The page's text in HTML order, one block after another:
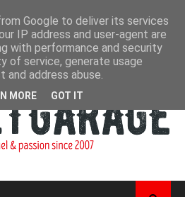
Google to deliver its services
IP address and user-agent are
with performance and security
of service, generate usage
address abuse.
MORE GOT IT